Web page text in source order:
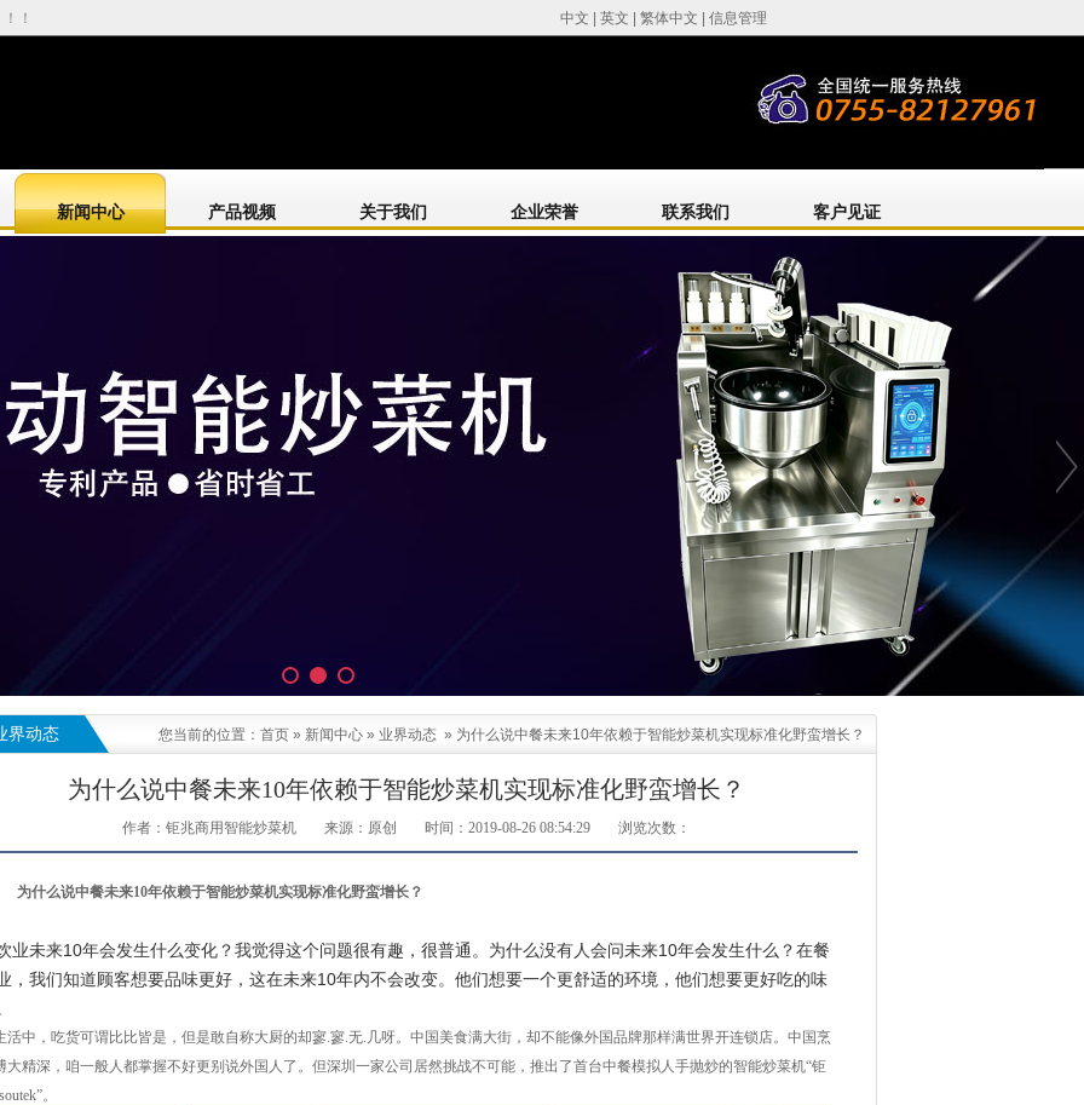
！ 中文 英文 繁体中文 信息管理
新闻中心 产品视频 关于我们 企业荣誉 联系我们 客户见证
界动态 您当前的位置： 首页 » 新闻中心 » 业界动态 » 为什么说中餐未来10年依赖于智能炒菜机实现标准化野蛮增长？
为什么说中餐未来10年依赖于智能炒菜机实现标准化野蛮增长？
作者：钜兆商用智能炒菜机 来源：原创 时间：2019-08-26 08:54:29 浏览次数：
为什么说中餐未来10年依赖于智能炒菜机实现标准化野蛮增长？
业未来10年会发生什么变化？我觉得这个问题很有趣，很普通。为什么没有人会问未来10年会发生什么？在餐
，我们知道顾客想要品味更好，这在未来10年内不会改变。他们想要一个更舒适的环境，他们想要更好吃的味
活中，吃货可谓比比皆是，但是敢自称大厨的却寥.寥.无.几呀。中国美食满大街，却不能像外国品牌那样满世界开连锁店。中国烹
大精深，咱一般人都掌握不好更别说外国人了。但深圳一家公司居然挑战不可能，推出了首台中餐模拟人手抛炒的智能炒菜机“钜
。